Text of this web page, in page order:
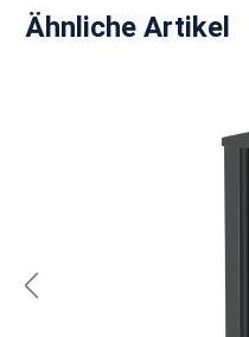
Produktgalerie überspringen
Ähnliche Artikel